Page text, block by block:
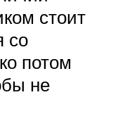
стоит
со
потом
не